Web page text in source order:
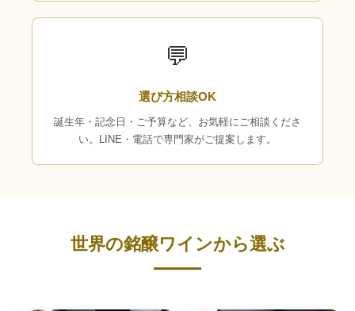
💬
選び方相談OK
誕生年・記念日・ご予算など、お気軽にご相談くださ
い。LINE・電話で専門家がご提案します。
世界の銘醸ワインから選ぶ